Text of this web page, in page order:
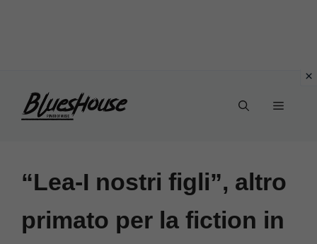
Menu
“Lea-I nostri figli”, altro
primato per la fiction in